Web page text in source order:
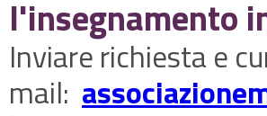
l'insegnamento
Inviare richiesta e
mail: